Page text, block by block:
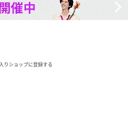
りショップに登録する